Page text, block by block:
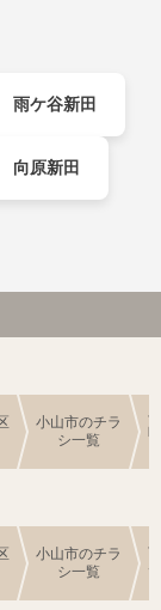
雨ケ谷新田
向原新田
小山市のチラ
シ一覧
小山市のチラ
シ一覧